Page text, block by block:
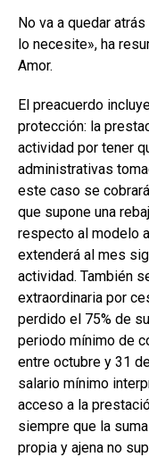
No va a quedar
lo necesite», ha
Amor.
El preacuerdo
protección: la
actividad por tener
administrativas
este caso se
que supone una
respecto al modelo
extenderá al mes
actividad. También
extraordinaria por
perdido el 75% de
periodo mínimo de
entre octubre y 31
salario mínimo
acceso a la
siempre que la
propia y ajena no